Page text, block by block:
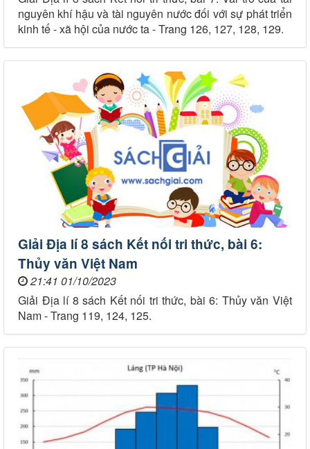
nguyên khí hậu và tài nguyên nước đối với sự phát triển
kinh tế - xã hội của nước ta - Trang 126, 127, 128, 129.
Giải Địa lí 8 sách Kết nối tri thức, bài 6:
Thủy văn Việt Nam
21:41 01/10/2023
Giải Địa lí 8 sách Kết nối tri thức, bài 6: Thủy văn Việt
Nam - Trang 119, 124, 125.